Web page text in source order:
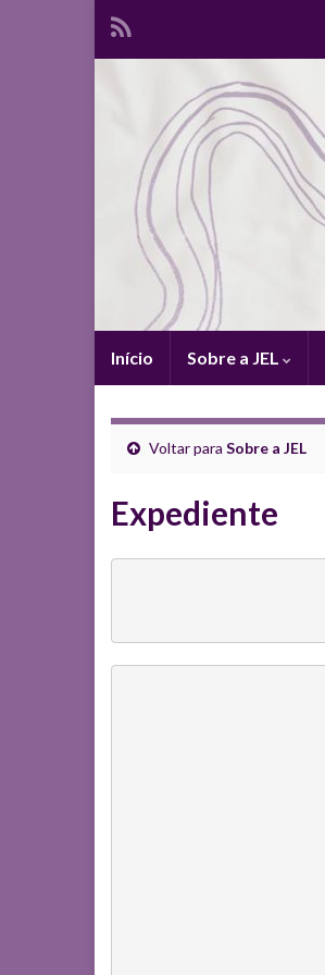
Início Sobre a JEL
Voltar para Sobre a JEL
Expediente